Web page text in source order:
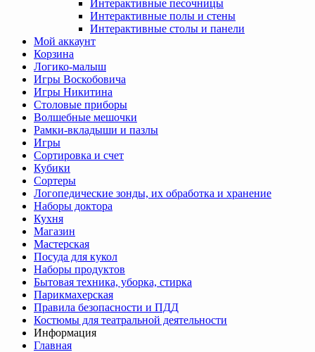
Интерактивные песочницы
Интерактивные полы и стены
Интерактивные столы и панели
Мой аккаунт
Корзина
Логико-малыш
Игры Воскобовича
Игры Никитина
Столовые приборы
Волшебные мешочки
Рамки-вкладыши и пазлы
Игры
Сортировка и счет
Кубики
Сортеры
Логопедические зонды, их обработка и хранение
Наборы доктора
Кухня
Магазин
Мастерская
Посуда для кукол
Наборы продуктов
Бытовая техника, уборка, стирка
Парикмахерская
Правила безопасности и ПДД
Костюмы для театральной деятельности
Информация
Главная